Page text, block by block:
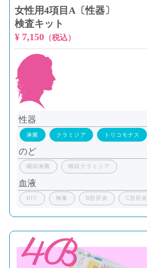
女性用4項目A〔性器〕
検査キット
¥ 7,150（税込）
性器
淋菌 クラミジア トリコモナス
のど
咽頭淋菌 咽頭クラミジア
血液
HIV 梅毒 B型肝炎 C型肝炎
4B